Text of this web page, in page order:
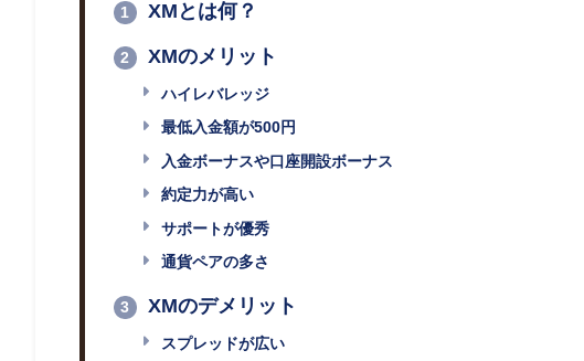
1 XMとは何？
2 XMのメリット
ハイレバレッジ
最低入金額が500円
入金ボーナスや口座開設ボーナス
約定力が高い
サポートが優秀
通貨ペアの多さ
3 XMのデメリット
スプレッドが広い